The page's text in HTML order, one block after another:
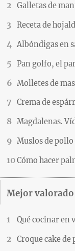
Galletas de
Receta de
Albóndigas en
Pan golfo, el
Molletes de
Crema de
Magdalenas.
Muslos de pollo
Cómo hacer
Mejor valorado
Qué cocinar en
Croque cake de